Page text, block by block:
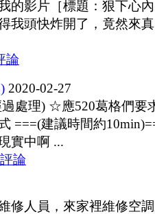
的影片［標題：狠下心
我頭快炸開了，竟然來
論
2020-02-27
處理) ☆應520葛格們要
===(建議時間約
實中啊 ...
論
修人員，來家裡維修空